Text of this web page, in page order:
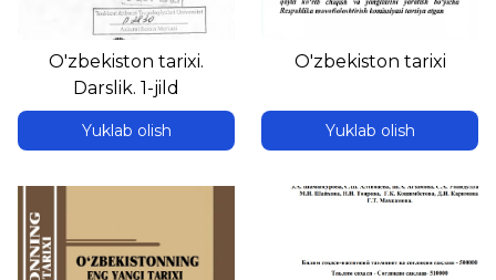
O'zbekiston tarixi.
Darslik. 1-jild
Yuklab olish
O'zbekiston tarixi
Yuklab olish